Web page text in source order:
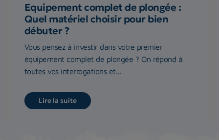
Equipement complet de plongée :
Quel matériel choisir pour bien
débuter ?
Vous pensez à investir dans votre premier
équipement complet de plongée ? On répond à
toutes vos interrogations et...
Lire la suite